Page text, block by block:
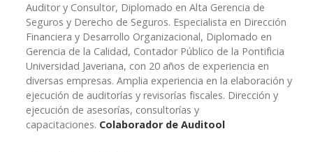
Auditor y Consultor, Diplomado en Alta Gerencia de
Seguros y Derecho de Seguros. Especialista en Dirección
Financiera y Desarrollo Organizacional, Diplomado en
Gerencia de la Calidad, Contador Público de la Pontificia
Universidad Javeriana, con 20 años de experiencia en
diversas empresas. Amplia experiencia en la elaboración y
ejecución de auditorías y revisorías fiscales. Dirección y
ejecución de asesorías, consultorías y
capacitaciones. Colaborador de Auditool